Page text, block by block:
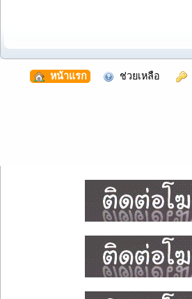
หน้าแรก ช่วยเหลือ